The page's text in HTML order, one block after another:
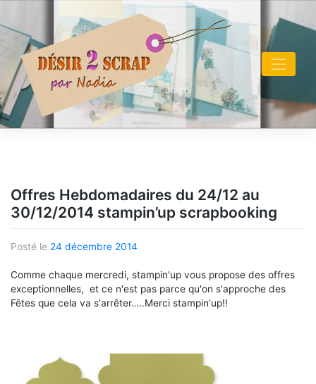
content
Offres Hebdomadaires du 24/12 au
30/12/2014 stampin’up scrapbooking
Posté le 24 décembre 2014
Comme chaque mercredi, stampin'up vous propose des offres
exceptionnelles, et ce n'est pas parce qu'on s'approche des
Fêtes que cela va s'arrêter…..Merci stampin'up!!